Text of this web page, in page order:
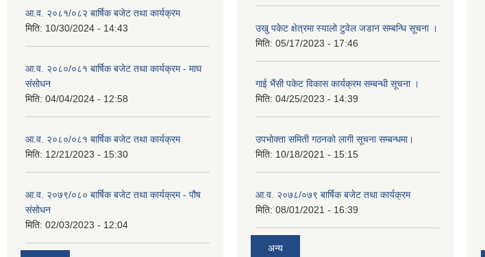
आ.व. २०८१/०८२ बार्षिक बजेट तथा कार्यक्रम
मिति: 10/30/2024 - 14:43
आ.व. २०८०/०८१ बार्षिक बजेट तथा कार्यक्रम - माघ
संसोधन
मिति: 04/04/2024 - 12:58
आ.व. २०८०/०८१ बार्षिक बजेट तथा कार्यक्रम
मिति: 12/21/2023 - 15:30
आ.व. २०७९/०८० बार्षिक बजेट तथा कार्यक्रम - पौष
संसोधन
मिति: 02/03/2023 - 12:04
उखु पकेट क्षेत्रमा स्यालो टुवेल जडान सम्बन्धि सूचना ।
मिति: 05/17/2023 - 17:46
गाई भैंसी पकेट विकास कार्यक्रम सम्बन्धी सूचना ।
मिति: 04/25/2023 - 14:39
उपभोक्ता समिती गठनको लागी सूचना सम्बन्धमा।
मिति: 10/18/2021 - 15:15
आ.व. २०७८/०७९ बार्षिक बजेट तथा कार्यक्रम
मिति: 08/01/2021 - 16:39
अन्य